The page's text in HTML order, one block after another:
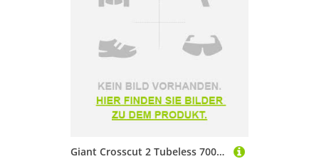
Giant Crosscut 2 Tubeless 700c X 57 Gravel Tyre Schwarz 700C x 57